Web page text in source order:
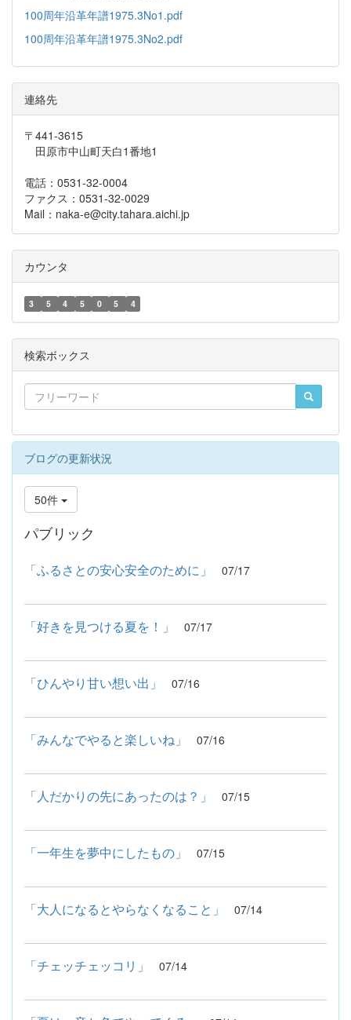
100周年沿革年譜1975.3No1.pdf
100周年沿革年譜1975.3No2.pdf
連絡先
〒441-3615
田原市中山町天白1番地1
電話：0531-32-0004
ファクス：0531-32-0029
Mail：naka-e@city.tahara.aichi.jp
カウンタ
3 5 4 5 0 5 4
検索ボックス
ブログの更新状況
50件
パブリック
「ふるさとの安心安全のために」 07/17
「好きを見つける夏を！」 07/17
「ひんやり甘い想い出」 07/16
「みんなでやると楽しいね」 07/16
「人だかりの先にあったのは？」 07/15
「一年生を夢中にしたもの」 07/15
「大人になるとやらなくなること」 07/14
「チェッチェッコリ」 07/14